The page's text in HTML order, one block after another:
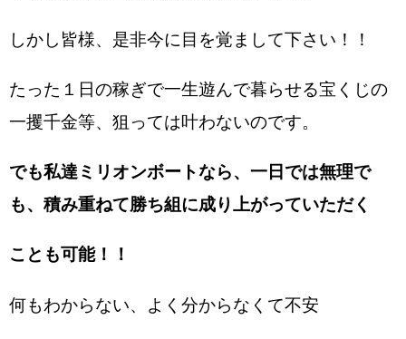
しかし皆様、是非今に目を覚まして下さい！！
たった１日の稼ぎで一生遊んで暮らせる宝くじの
一攫千金等、狙っては叶わないのです。
でも私達ミリオンボートなら、一日では無理で
も、積み重ねて勝ち組に成り上がっていただく
ことも可能！！
何もわからない、よく分からなくて不安